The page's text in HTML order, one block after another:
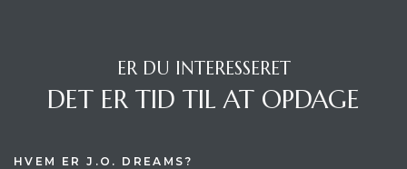
ER DU INTERESSERET
DET ER TID TIL AT OPDAGE
HVEM ER J.O. DREAMS?